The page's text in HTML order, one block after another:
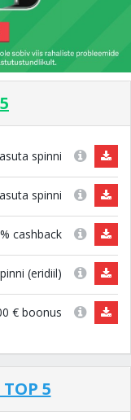
spinni
spinni
cashback
(eridiil)
€ boonus
5